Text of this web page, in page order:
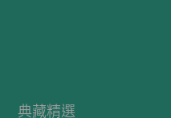
典藏精選